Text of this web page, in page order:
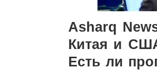
Asharq
Китая и
Есть ли